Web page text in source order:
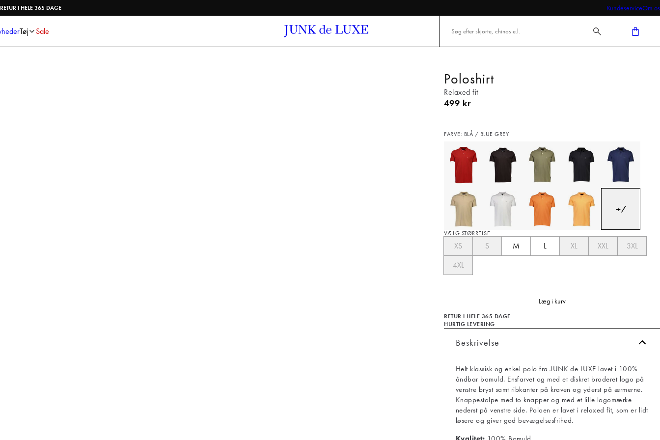
RETUR I HELE 365 DAGE KundeserviceOm os
Tøj Sale
Bukser
Shorts
Undertøj
Poloshirt
Relaxed fit
I alt (inkl. rabat)
499 kr
FARVE: BLÅ / BLUE GREY
+7
VÆLG STØRRELSE
XS S M L XL XXL
3XL
4XL
Læg i kurv
RETUR I HELE 365 DAGE
HURTIG LEVERING
Beskrivelse
Helt klassisk og enkel polo fra JUNK de LUXE lavet i 100%
åndbar bomuld. Ensfarvet og med et diskret broderet logo på
venstre bryst samt ribkanter på kraven og yderst på ærmerne.
Knappestolpe med to knapper og med et lille logomærke
nederst på venstre side. Poloen er lavet i relaxed fit, som er lidt
løsere og giver god bevægelsesfrihed.